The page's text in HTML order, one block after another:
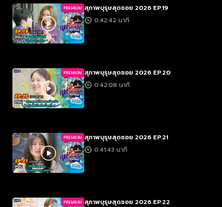
PREMIUM สุภาพบุรุษสุดซอย 2026 EP.19
0:42:42 นาที
PREMIUM สุภาพบุรุษสุดซอย 2026 EP.20
0:42:08 นาที
PREMIUM สุภาพบุรุษสุดซอย 2026 EP.21
0:41:43 นาที
PREMIUM สุภาพบุรุษสุดซอย 2026 EP.22